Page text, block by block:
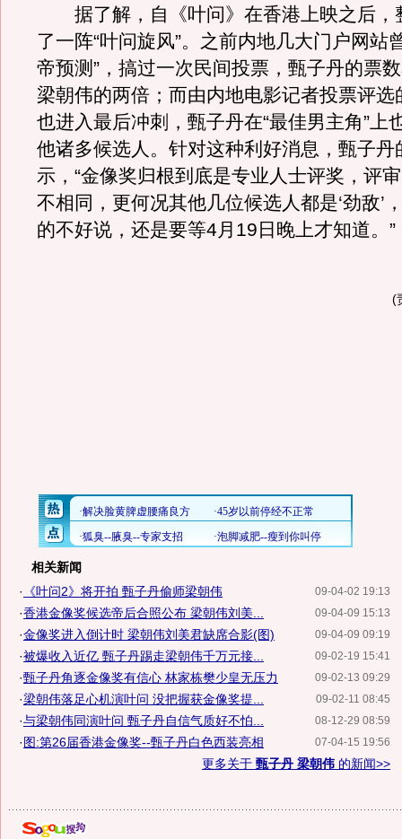
据了解，自《叶问》在香港上映之后，
了一阵“叶问旋风”。之前内地几大门户网站
帝预测”，搞过一次民间投票，甄子丹的票
梁朝伟的两倍；而由内地电影记者投票评选
也进入最后冲刺，甄子丹在“最佳男主角”上
他诸多候选人。针对这种利好消息，甄子丹
示，“金像奖归根到底是专业人士评奖，评
不相同，更何况其他几位候选人都是‘劲敌’
的不好说，还是要等4月19日晚上才知道。”
(
相关新闻
09-04-02 19:13
· 《叶问2》将开拍 甄子丹偷师梁朝伟
09-04-09 15:13
·香港金像奖候选帝后合照公布 梁朝伟刘美...
09-04-09 09:19
·金像奖进入倒计时 梁朝伟刘美君缺席合影(图)
09-02-19 15:41
·被爆收入近亿 甄子丹踢走梁朝伟千万元接...
09-02-13 09:29
·甄子丹角逐金像奖有信心 林家栋樊少皇无压力
09-02-11 08:45
·梁朝伟落足心机演叶问 没把握获金像奖提...
08-12-29 08:59
·与梁朝伟同演叶问 甄子丹自信气质好不怕...
07-04-15 19:56
·图:第26届香港金像奖--甄子丹白色西装亮相
更多关于 甄子丹 梁朝伟 的新闻>>